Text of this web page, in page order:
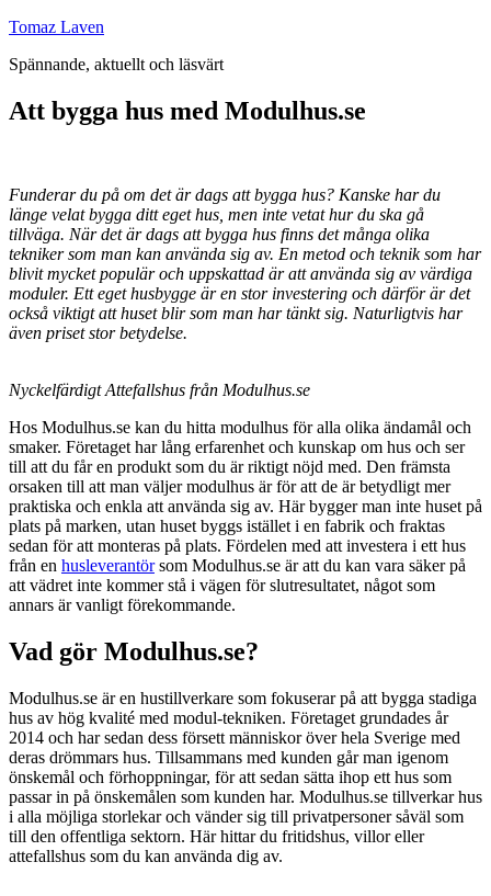
Hoppa
innehåll
Tomaz Laven
Spännande, aktuellt och läsvärt
Att bygga hus med Modulhus.se
Funderar du på om det är dags att bygga hus? Kanske har du
länge velat bygga ditt eget hus, men inte vetat hur du ska gå
tillväga. När det är dags att bygga hus finns det många olika
tekniker som man kan använda sig av. En metod och teknik som har
blivit mycket populär och uppskattad är att använda sig av värdiga
moduler. Ett eget husbygge är en stor investering och därför är det
också viktigt att huset blir som man har tänkt sig. Naturligtvis har
även priset stor betydelse.
Nyckelfärdigt Attefallshus från Modulhus.se
Hos Modulhus.se kan du hitta modulhus för alla olika ändamål och
smaker. Företaget har lång erfarenhet och kunskap om hus och ser
till att du får en produkt som du är riktigt nöjd med. Den främsta
orsaken till att man väljer modulhus är för att de är betydligt mer
praktiska och enkla att använda sig av. Här bygger man inte huset på
plats på marken, utan huset byggs istället i en fabrik och fraktas
sedan för att monteras på plats. Fördelen med att investera i ett hus
från en husleverantörsom Modulhus.se är att du kan vara säker på
att vädret inte kommer stå i vägen för slutresultatet, något som
annars är vanligt förekommande.
Vad gör Modulhus.se?
Modulhus.se är en hustillverkare som fokuserar på att bygga stadiga
hus av hög kvalité med modul-tekniken. Företaget grundades år
2014 och har sedan dess försett människor över hela Sverige med
deras drömmars hus. Tillsammans med kunden går man igenom
önskemål och förhoppningar, för att sedan sätta ihop ett hus som
passar in på önskemålen som kunden har. Modulhus.se tillverkar hus
i alla möjliga storlekar och vänder sig till privatpersoner såväl som
till den offentliga sektorn. Här hittar du fritidshus, villor eller
attefallshus som du kan använda dig av.